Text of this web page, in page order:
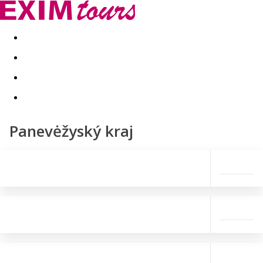
Akční nabídky Last minute
Panevėžyský kraj